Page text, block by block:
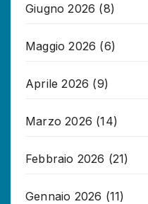
Giugno 2026 (8)
Maggio 2026 (6)
Aprile 2026 (9)
Marzo 2026 (14)
Febbraio 2026 (21)
Gennaio 2026 (11)